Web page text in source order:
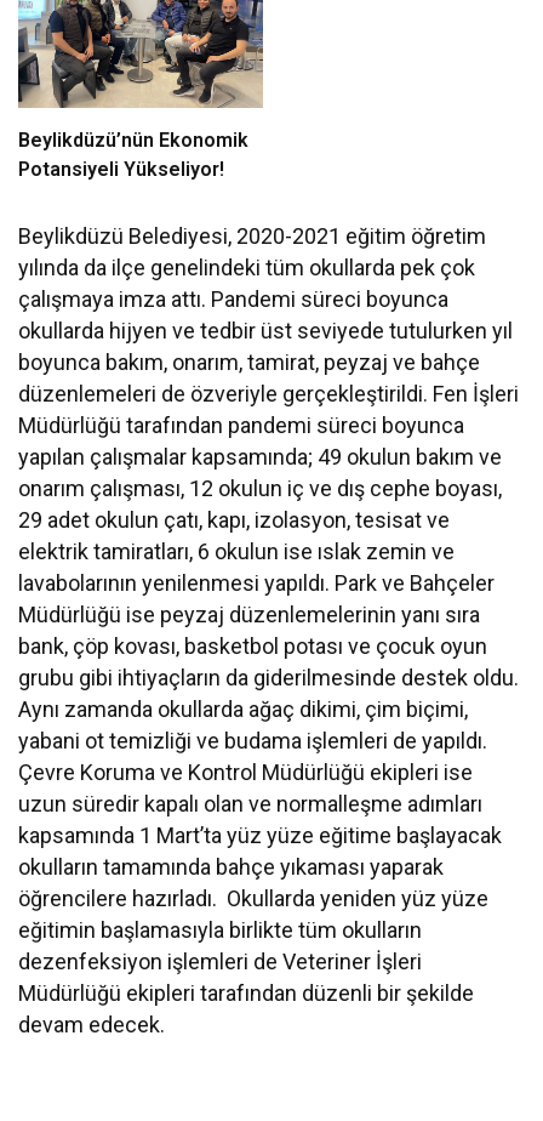
Beylikdüzü’nün Ekonomik
Potansiyeli Yükseliyor!
Beylikdüzü Belediyesi, 2020-2021 eğitim öğretim
yılında da ilçe genelindeki tüm okullarda pek çok
çalışmaya imza attı. Pandemi süreci boyunca
okullarda hijyen ve tedbir üst seviyede tutulurken yıl
boyunca bakım, onarım, tamirat, peyzaj ve bahçe
düzenlemeleri de özveriyle gerçekleştirildi. Fen İşleri
Müdürlüğü tarafından pandemi süreci boyunca
yapılan çalışmalar kapsamında; 49 okulun bakım ve
onarım çalışması, 12 okulun iç ve dış cephe boyası,
29 adet okulun çatı, kapı, izolasyon, tesisat ve
elektrik tamiratları, 6 okulun ise ıslak zemin ve
lavabolarının yenilenmesi yapıldı. Park ve Bahçeler
Müdürlüğü ise peyzaj düzenlemelerinin yanı sıra
bank, çöp kovası, basketbol potası ve çocuk oyun
grubu gibi ihtiyaçların da giderilmesinde destek oldu.
Aynı zamanda okullarda ağaç dikimi, çim biçimi,
yabani ot temizliği ve budama işlemleri de yapıldı.
Çevre Koruma ve Kontrol Müdürlüğü ekipleri ise
uzun süredir kapalı olan ve normalleşme adımları
kapsamında 1 Mart’ta yüz yüze eğitime başlayacak
okulların tamamında bahçe yıkaması yaparak
öğrencilere hazırladı. Okullarda yeniden yüz yüze
eğitimin başlamasıyla birlikte tüm okulların
dezenfeksiyon işlemleri de Veteriner İşleri
Müdürlüğü ekipleri tarafından düzenli bir şekilde
devam edecek.